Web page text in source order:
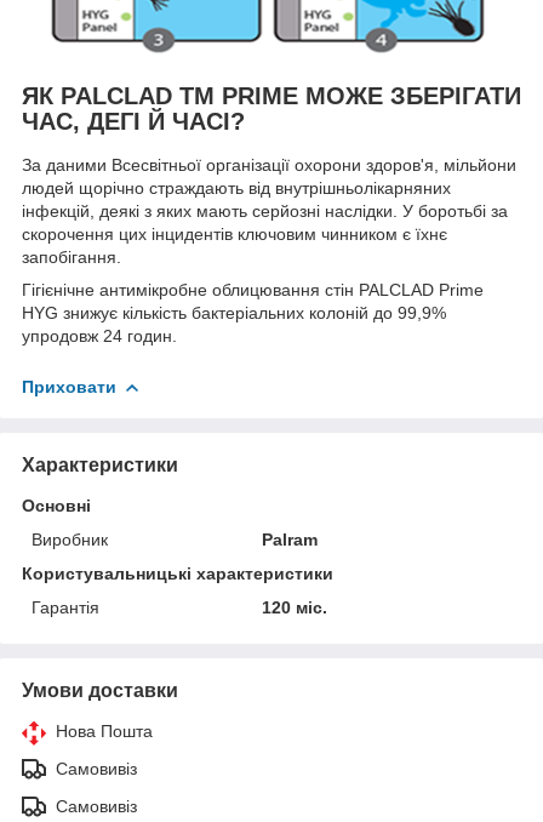
ЯК PALCLAD TM PRIME МОЖЕ ЗБЕРІГАТИ
ЧАС, ДЕГІ Й ЧАСІ?
За даними Всесвітньої організації охорони здоров'я, мільйони
людей щорічно страждають від внутрішньолікарняних
інфекцій, деякі з яких мають серйозні наслідки. У боротьбі за
скорочення цих інцидентів ключовим чинником є їхнє
запобігання.
Гігієнічне антимікробне облицювання стін PALCLAD Prime
HYG знижує кількість бактеріальних колоній до 99,9%
упродовж 24 годин.
Приховати
Характеристики
Основні
Виробник
Palram
Користувальницькі характеристики
Гарантія
120 міс.
Умови доставки
Нова Пошта
Самовивіз
Самовивіз